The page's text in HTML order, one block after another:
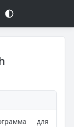
для